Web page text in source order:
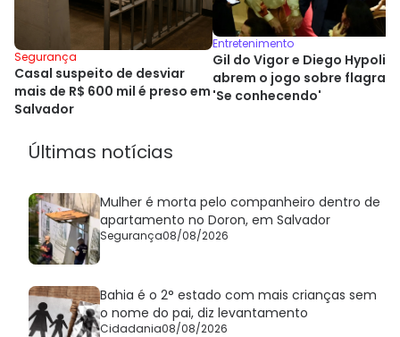
Segurança
Casal suspeito de desviar
mais de R$ 600 mil é preso em
Salvador
Entretenimento
Gil do Vigor e Diego Hypolito
abrem o jogo sobre flagra:
'Se conhecendo'
Últimas notícias
Mulher é morta pelo companheiro dentro de
apartamento no Doron, em Salvador
Segurança08/08/2026
Bahia é o 2° estado com mais crianças sem
o nome do pai, diz levantamento
Cidadania08/08/2026